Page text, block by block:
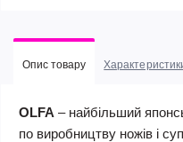
Опис товару
OLFA – найбільший
по виробництву ножів і